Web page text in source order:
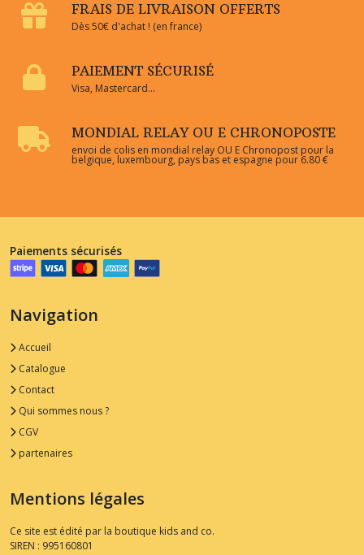
FRAIS DE LIVRAISON OFFERTS
Dès 50€ d'achat ! (en france)
PAIEMENT SÉCURISÉ
Visa, Mastercard...
MONDIAL RELAY OU E CHRONOPOSTE
envoi de colis en mondial relay OU E Chronopost pour la
belgique, luxembourg, pays bas et espagne pour 6.80 €
Paiements sécurisés
Navigation
Accueil
Catalogue
Contact
Qui sommes nous ?
CGV
partenaires
Mentions légales
Ce site est édité par la boutique kids and co.
SIREN : 995160801